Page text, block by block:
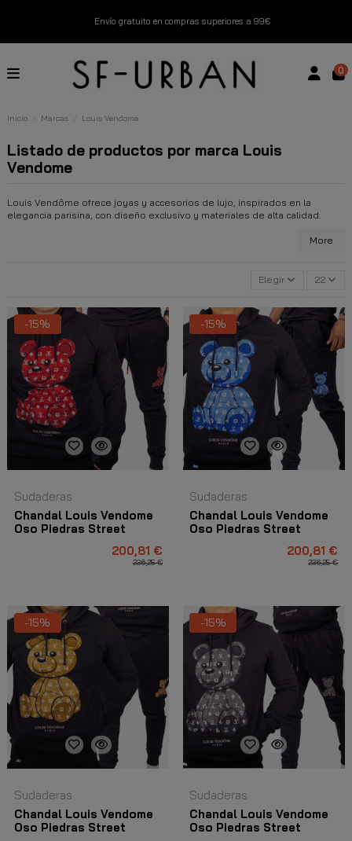
Envío gratuito en compras superiores a 99€
Nuevos productos disponibles esta semana
0
Inicio Marcas Louis Vendome
Listado de productos por marca Louis
Vendome
Louis Vendôme ofrece joyas y accesorios de lujo, inspirados en la
elegancia parisina, con diseño exclusivo y materiales de alta calidad.
More
Elegir 22
-15%
Sudaderas
Chandal Louis Vendome
Oso Piedras Street
200,81 €
236,25 €
-15%
Sudaderas
Chandal Louis Vendome
Oso Piedras Street
200,81 €
236,25 €
-15%
Sudaderas
Chandal Louis Vendome
Oso Piedras Street
-15%
Sudaderas
Chandal Louis Vendome
Oso Piedras Street